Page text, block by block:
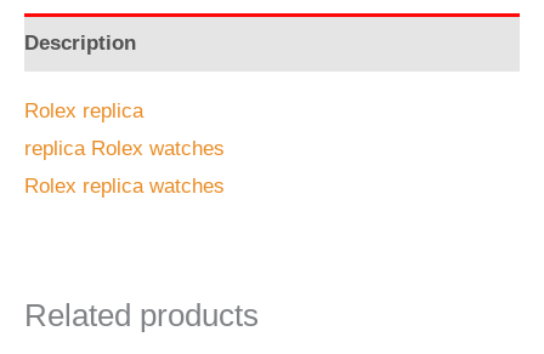
Description
Rolex replica
replica Rolex watches
Rolex replica watches
Related products